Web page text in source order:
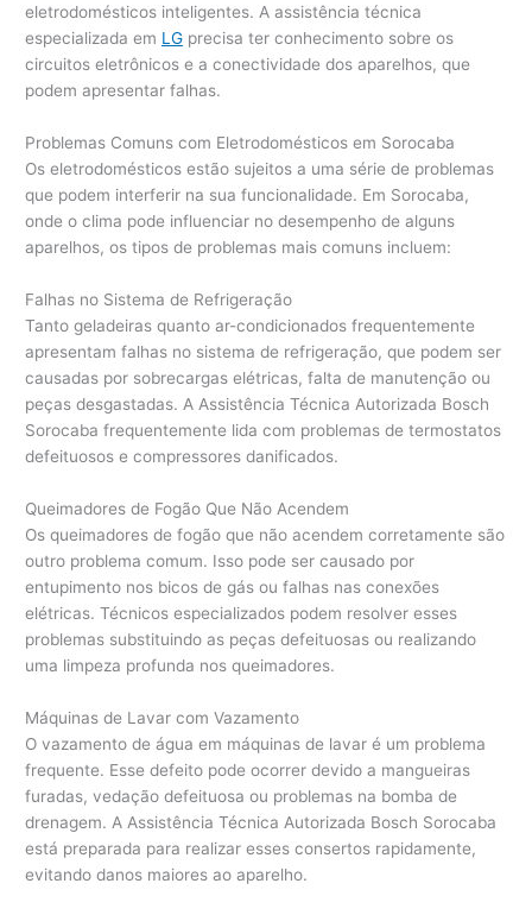
eletrodomésticos inteligentes. A assistência técnica
especializada em LG precisa ter conhecimento sobre os
circuitos eletrônicos e a conectividade dos aparelhos, que
podem apresentar falhas.
Problemas Comuns com Eletrodomésticos em Sorocaba
Os eletrodomésticos estão sujeitos a uma série de problemas
que podem interferir na sua funcionalidade. Em Sorocaba,
onde o clima pode influenciar no desempenho de alguns
aparelhos, os tipos de problemas mais comuns incluem:
Falhas no Sistema de Refrigeração
Tanto geladeiras quanto ar-condicionados frequentemente
apresentam falhas no sistema de refrigeração, que podem ser
causadas por sobrecargas elétricas, falta de manutenção ou
peças desgastadas. A Assistência Técnica Autorizada Bosch
Sorocaba frequentemente lida com problemas de termostatos
defeituosos e compressores danificados.
Queimadores de Fogão Que Não Acendem
Os queimadores de fogão que não acendem corretamente são
outro problema comum. Isso pode ser causado por
entupimento nos bicos de gás ou falhas nas conexões
elétricas. Técnicos especializados podem resolver esses
problemas substituindo as peças defeituosas ou realizando
uma limpeza profunda nos queimadores.
Máquinas de Lavar com Vazamento
O vazamento de água em máquinas de lavar é um problema
frequente. Esse defeito pode ocorrer devido a mangueiras
furadas, vedação defeituosa ou problemas na bomba de
drenagem. A Assistência Técnica Autorizada Bosch Sorocaba
está preparada para realizar esses consertos rapidamente,
evitando danos maiores ao aparelho.